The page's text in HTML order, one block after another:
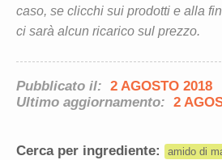
caso, se clicchi sui prodotti e alla
ci sarà alcun ricarico sul prezzo.
Pubblicato il: 2 AGOSTO 2018
Ultimo aggiornamento: 2
Cerca per ingrediente: amido di